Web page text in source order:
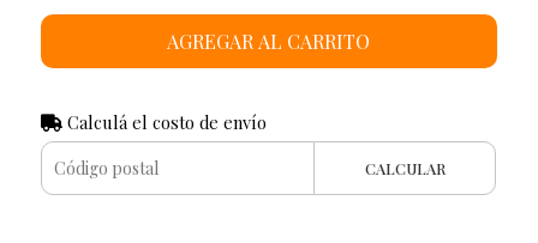
AGREGAR AL CARRITO
Calculá el costo de envío
CALCULAR